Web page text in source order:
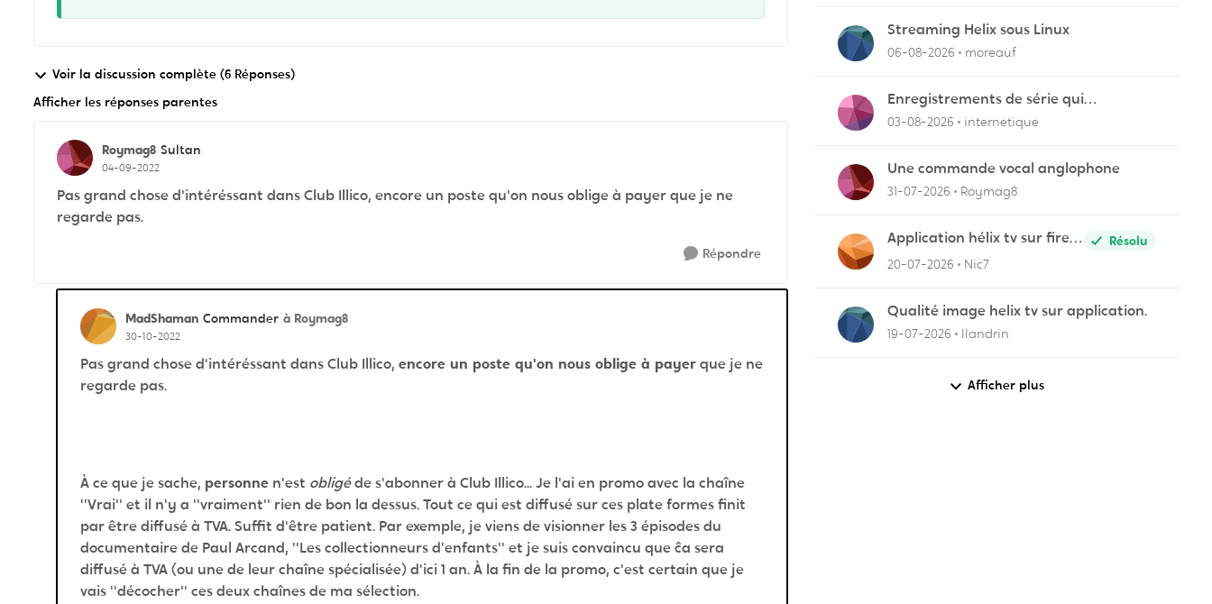
Voir la discussion complète (6 Réponses)
Afficher les réponses parentes
Roymag8 Sultan
04-09-2022
Pas grand chose d'intéréssant dans Club Illico, encore un poste qu'on nous oblige à payer que je ne
regarde pas.
Répondre
MadShaman Commander à Roymag8
30-10-2022
Pas grand chose d'intéréssant dans Club Illico, encore un poste qu'on nous oblige à payerque je ne
regarde pas.
À ce que je sache, personne n'est obligéde s'abonner à Club Illico... Je l'ai en promo avec la chaîne
''Vrai'' et il n'y a ''vraiment'' rien de bon la dessus. Tout ce qui est diffusé sur ces plate formes finit
par être diffusé à TVA. Suffit d'être patient. Par exemple, je viens de visionner les 3 épisodes du
documentaire de Paul Arcand, ''Les collectionneurs d'enfants'' et je suis convaincu que ĉa sera
diffusé à TVA (ou une de leur chaîne spécialisée) d'ici 1 an. À la fin de la promo, c'est certain que je
vais ''décocher'' ces deux chaînes de ma sélection.
Streaming Helix sous Linux
06-08-2026 moreauf
Enregistrements de série qui
cafouillent
03-08-2026 internetique
Une commande vocal anglophone
31-07-2026 Roymag8
Application hélix tv sur fire
stick
Résolu
20-07-2026
Nic7
Qualité image helix tv sur application.
19-07-2026 llandrin
Afficher plus